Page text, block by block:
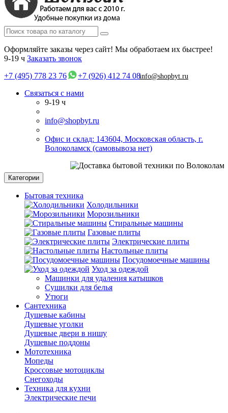
Оформляйте заказы через сайт! Мы обработаем их быстрее!
9-19 ч Заказать звонок
+7 (495) 778 23 76
+7 (926) 412 74 08info@shopbyt.ru
Связаться с нами
9-19 ч
info@shopbyt.ru
Офис и склад: 143604, Московская область, г.
Волоколамск (самовывоза нет)
Категории
Бытовая техника
Холодильники
Морозильники
Стиральные машины
Газовые плиты
Электрические плиты
Настольные плиты
Посудомоечные машины
Уход за одеждой
Машинки для удаления катышков
Сушилки для белья
Утюги
Сантехника
Душевые кабины
Душевые уголки
Душевые двери в нишу
Душевые поддоны
Мототехника
Мопеды
Кроссовые мотоциклы
Снегоходы
Техника для кухни
Электрические печи